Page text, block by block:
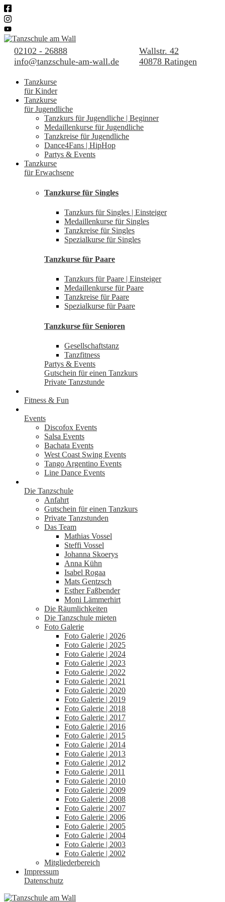
02102 - 26888
info@tanzschule-am-wall.de
Wallstr. 42
40878 Ratingen
Tanzkurse
für Kinder
Tanzkurse
für Jugendliche
Tanzkurs für Jugendliche | Beginner
Medaillenkurse für Jugendliche
Tanzkreise für Jugendliche
Dance4Fans | HipHop
Partys & Events
Tanzkurse
für Erwachsene
Tanzkurse für Singles
Tanzkurs für Singles | Einsteiger
Medaillenkurse für Singles
Tanzkreise für Singles
Spezialkurse für Singles
Tanzkurse für Paare
Tanzkurs für Paare | Einsteiger
Medaillenkurse für Paare
Tanzkreise für Paare
Spezialkurse für Paare
Tanzkurse für Senioren
Gesellschaftstanz
Tanzfitness
Partys & Events
Gutschein für einen Tanzkurs
Private Tanzstunde
Fitness & Fun
Events
Discofox Events
Salsa Events
Bachata Events
West Coast Swing Events
Tango Argentino Events
Line Dance Events
Die Tanzschule
Anfahrt
Gutschein für einen Tanzkurs
Private Tanzstunden
Das Team
Mathias Vossel
Steffi Vossel
Johanna Skoerys
Anna Kühn
Isabel Rogaa
Mats Gentzsch
Esther Faßbender
Moni Lämmerhirt
Die Räumlichkeiten
Die Tanzschule mieten
Foto Galerie
Foto Galerie | 2026
Foto Galerie | 2025
Foto Galerie | 2024
Foto Galerie | 2023
Foto Galerie | 2022
Foto Galerie | 2021
Foto Galerie | 2020
Foto Galerie | 2019
Foto Galerie | 2018
Foto Galerie | 2017
Foto Galerie | 2016
Foto Galerie | 2015
Foto Galerie | 2014
Foto Galerie | 2013
Foto Galerie | 2012
Foto Galerie | 2011
Foto Galerie | 2010
Foto Galerie | 2009
Foto Galerie | 2008
Foto Galerie | 2007
Foto Galerie | 2006
Foto Galerie | 2005
Foto Galerie | 2004
Foto Galerie | 2003
Foto Galerie | 2002
Mitgliederbereich
Impressum
Datenschutz